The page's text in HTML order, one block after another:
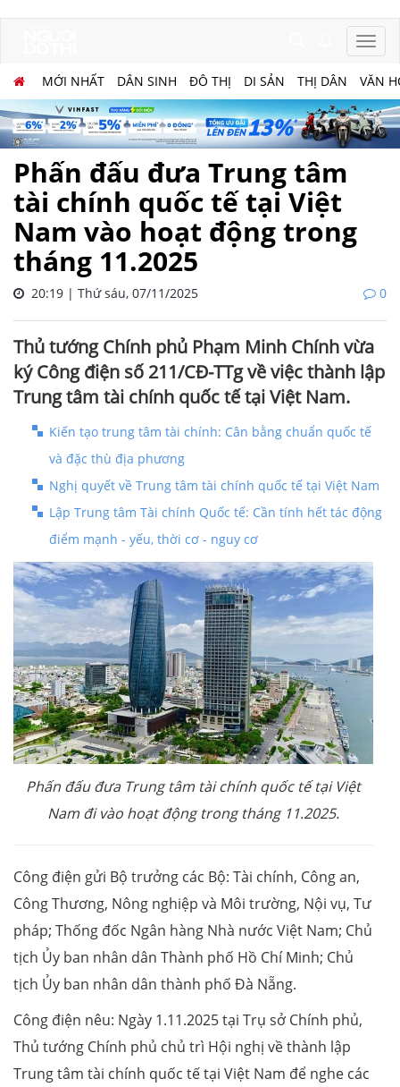
MỚI NHẤT DÂN SINH ĐÔ THỊ DI SẢN THỊ DÂN VĂN
Phấn đấu đưa Trung tâm
tài chính quốc tế tại Việt
Nam vào hoạt động trong
tháng 11.2025
20:19 | Thứ sáu, 07/11/2025 0
Thủ tướng Chính phủ Phạm Minh Chính vừa
ký Công điện số 211/CĐ-TTg về việc thành lập
Trung tâm tài chính quốc tế tại Việt Nam.
Kiến tạo trung tâm tài chính: Cân bằng chuẩn quốc tế
và đặc thù địa phương
Nghị quyết về Trung tâm tài chính quốc tế tại Việt Nam
Lập Trung tâm Tài chính Quốc tế: Cần tính hết tác động
điểm mạnh - yếu, thời cơ - nguy cơ
Phấn đấu đưa Trung tâm tài chính quốc tế tại Việt
Nam đi vào hoạt động trong tháng 11.2025.
Công điện gửi Bộ trưởng các Bộ: Tài chính, Công an,
Công Thương, Nông nghiệp và Môi trường, Nội vụ, Tư
pháp; Thống đốc Ngân hàng Nhà nước Việt Nam; Chủ
tịch Ủy ban nhân dân Thành phố Hồ Chí Minh; Chủ
tịch Ủy ban nhân dân thành phố Đà Nẵng.
Công điện nêu: Ngày 1.11.2025 tại Trụ sở Chính phủ,
Thủ tướng Chính phủ chủ trì Hội nghị về thành lập
Trung tâm tài chính quốc tế tại Việt Nam để nghe các